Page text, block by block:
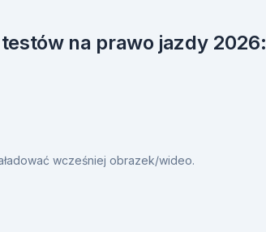
na prawo jazdy 2026:
wcześniej obrazek/wideo.